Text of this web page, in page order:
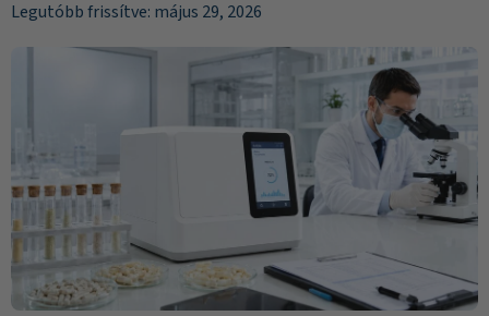
Legutóbb frissítve: május 29, 2026